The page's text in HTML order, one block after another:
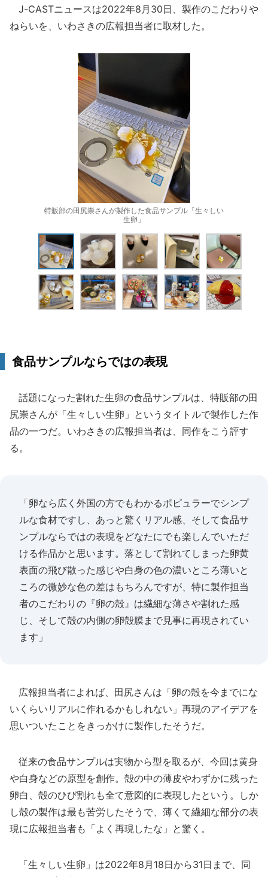
J-CASTニュースは2022年8月30日、製作のこだわりや
ねらいを、いわさきの広報担当者に取材した。
特販部の田尻崇さんが製作した食品サンプル「生々しい
生卵」
食品サンプルならではの表現
話題になった割れた生卵の食品サンプルは、特販部の田
尻崇さんが「生々しい生卵」というタイトルで製作した作
品の一つだ。いわさきの広報担当者は、同作をこう評す
る。
「卵なら広く外国の方でもわかるポピュラーでシンプ
ルな食材ですし、あっと驚くリアル感、そして食品サ
ンプルならではの表現をどなたにでも楽しんでいただ
ける作品かと思います。落として割れてしまった卵黄
表面の飛び散った感じや白身の色の濃いところ薄いと
ころの微妙な色の差はもちろんですが、特に製作担当
者のこだわりの『卵の殻』は繊細な薄さや割れた感
じ、そして殻の内側の卵殻膜まで見事に再現されてい
ます」
広報担当者によれば、田尻さんは「卵の殻を今までにな
いくらいリアルに作れるかもしれない」再現のアイデアを
思いついたことをきっかけに製作したそうだ。
従来の食品サンプルは実物から型を取るが、今回は黄身
や白身などの原型を創作。殻の中の薄皮やわずかに残った
卵白、殻のひび割れも全て意図的に表現したという。しか
し殻の製作は最も苦労したそうで、薄くて繊細な部分の表
現に広報担当者も「よく再現したな」と驚く。
「生々しい生卵」は2022年8月18日から31日まで、同